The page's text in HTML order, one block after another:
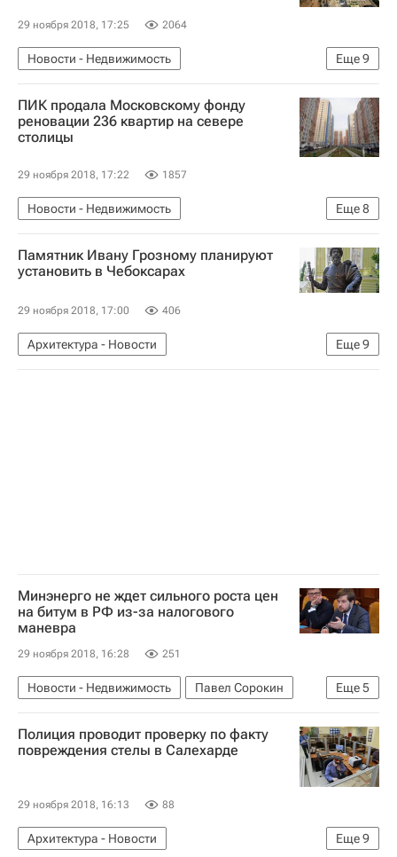
29 ноября 2018, 17:25 2064
Еще9
Новости - Недвижимость
Проблемы девелоперской компании Urban Group
Московская область (Подмосковье)
Главгосстройнадзор Московской области
Urban Group
Строительство
Недвижимость
Завершение строительства домов Urban Group
Россия
ПИК продала Московскому фонду
реновации 236 квартир на севере
столицы
29 ноября 2018, 17:22 1857
Еще8
Новости - Недвижимость
Программа реновации в Москве
Москва
ПИК
Жилье Недвижимость
Реновация
Памятник Ивану Грозному планируют
установить в Чебоксарах
29 ноября 2018, 17:00 406
Еще9
Архитектура - Новости
Новости - Недвижимость
Минэнерго не ждет сильного роста цен
на битум в РФ из-за налогового
маневра
29 ноября 2018, 16:28 251
Еще5
Новости - Недвижимость
Павел Сорокин
Министерство энергетики РФ (Минэнерго России)
Цены
Стройматериалы
Налоги
Полиция проводит проверку по факту
повреждения стелы в Салехарде
29 ноября 2018, 16:13 88
Еще9
Архитектура - Новости